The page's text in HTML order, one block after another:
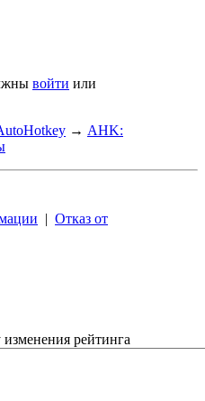
войти или
→ AHK:
| Отказ от
рейтинга